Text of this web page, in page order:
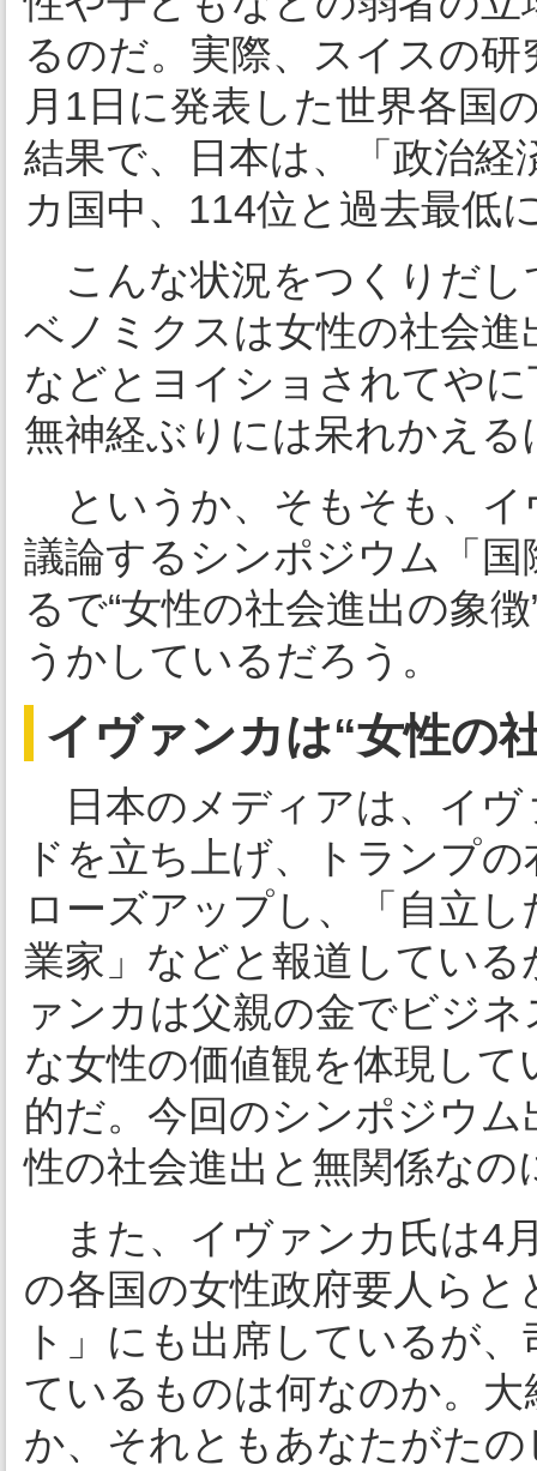
るのだ。実際、スイスの
月1日に発表した世界各国
結果で、日本は、「政治
カ国中、114位と過去最低
こんな状況をつくりだし
ベノミクスは女性の社会
などとヨイショされてや
無神経ぶりには呆れかえ
というか、そもそも、イ
議論するシンポジウム「
るで“女性の社会進出の象
うかしているだろう。
イヴァンカは“女性の
日本のメディアは、イヴ
ドを立ち上げ、トランプ
ローズアップし、「自立
業家」などと報道してい
ァンカは父親の金でビジ
な女性の価値観を体現し
的だ。今回のシンポジウ
性の社会進出と無関係な
また、イヴァンカ氏は4
の各国の女性政府要人ら
ト」にも出席しているが
ているものは何なのか。
か、それともあなたがた